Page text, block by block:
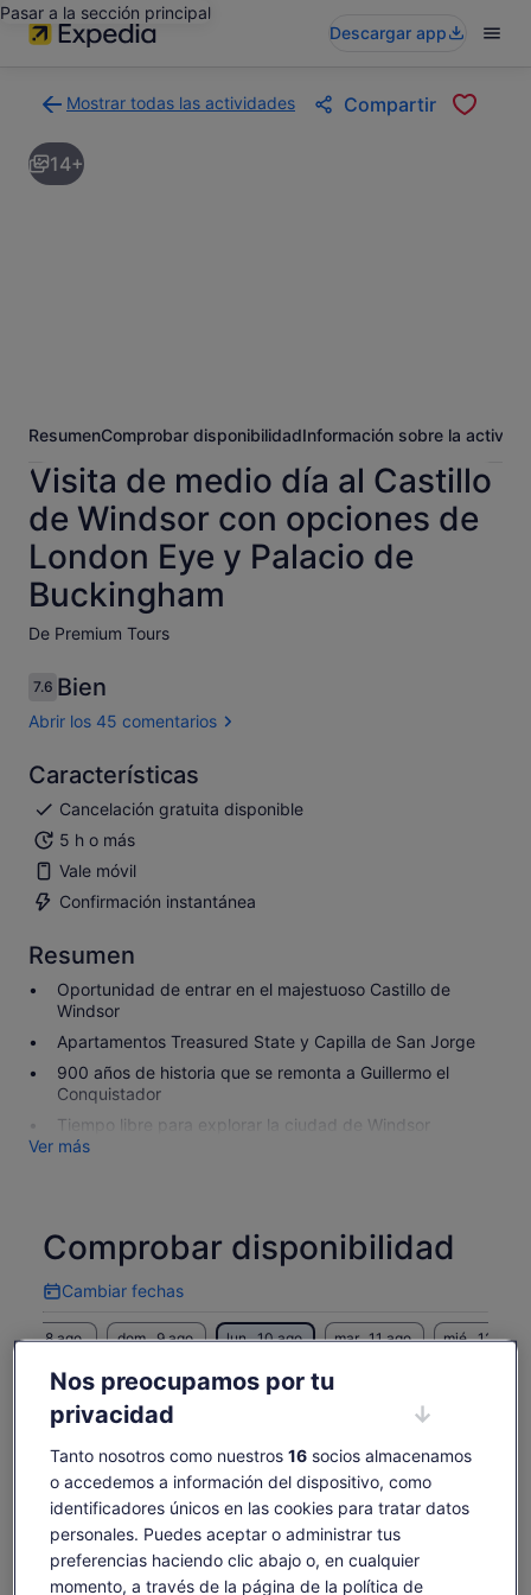
Pasar a la sección principal
Descargar app
Mostrar todas las actividades
a
la
página
Compartir
14+
ResumenComprobar disponibilidadInformación sobre la
Visita de medio día al Castillo
de Windsor con opciones de
London Eye y Palacio de
Buckingham
De Premium Tours
7.67.6 sobre 10
Bien
Abrir los 45 comentarios
Características
Cancelación gratuita disponible
5 h o más
Vale móvil
Confirmación instantánea
Resumen
Oportunidad de entrar en el majestuoso Castillo de
Windsor
Apartamentos Treasured State y Capilla de San Jorge
900 años de historia que se remonta a Guillermo el
Conquistador
Tiempo libre para explorar la ciudad de Windsor
Ver más
Comprobar disponibilidad
Cambiar fechas
Cambiar
fechas
sáb., 8 ago. dom., 9 ago. lun., 10 ago. mar., 11 ago. mié., 12 ago.
El
precio
es
de
113 €
por
adulto
113 €
incluye tasas e impuestos
Ver entradas
Es posible que el contenido de esta página se haya
Ver texto original (inglés)
Opinar sobre esta traducciónSe
abre
en
pestaña
Qué incluye y qué no
Nos preocupamos por tu
privacidad
Tanto nosotros como nuestros 16socios almacenamos
o accedemos a información del dispositivo, como
identificadores únicos en las cookies para tratar datos
personales. Puedes aceptar o administrar tus
preferencias haciendo clic abajo o, en cualquier
momento, a través de la página de la política de